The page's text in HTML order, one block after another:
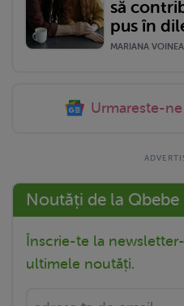
să
pus în
MARIANA
Urmareste-
Noutăți de la Qbebe
Înscrie-te la
ultimele noutăți.